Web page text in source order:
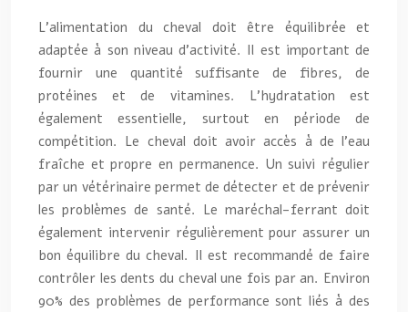
L’alimentation du cheval doit être équilibrée et
adaptée à son niveau d’activité. Il est important de
fournir une quantité suffisante de fibres, de
protéines et de vitamines. L’hydratation est
également essentielle, surtout en période de
compétition. Le cheval doit avoir accès à de l’eau
fraîche et propre en permanence. Un suivi régulier
par un vétérinaire permet de détecter et de prévenir
les problèmes de santé. Le maréchal-ferrant doit
également intervenir régulièrement pour assurer un
bon équilibre du cheval. Il est recommandé de faire
contrôler les dents du cheval une fois par an. Environ
90% des problèmes de performance sont liés à des